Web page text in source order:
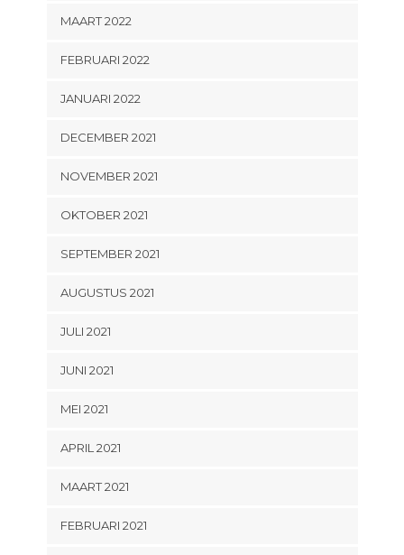
MAART 2022
FEBRUARI 2022
JANUARI 2022
DECEMBER 2021
NOVEMBER 2021
OKTOBER 2021
SEPTEMBER 2021
AUGUSTUS 2021
JULI 2021
JUNI 2021
MEI 2021
APRIL 2021
MAART 2021
FEBRUARI 2021